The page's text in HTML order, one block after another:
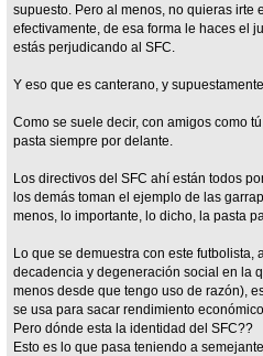
supuesto. Pero al menos, no quieras irte
efectivamente, de esa forma le haces el
estás perjudicando al SFC.
Y eso que es canterano, y
Como se suele decir, con amigos como
pasta siempre por delante.
Los directivos del SFC ahí están todos
los demás toman el ejemplo de las
menos, lo importante, lo dicho, la pasta
Lo que se demuestra con este futbolista,
decadencia y degeneración social en la
menos desde que tengo uso de razón),
se usa para sacar rendimiento económico.
Pero dónde esta la identidad del SFC??
Esto es lo que pasa teniendo a